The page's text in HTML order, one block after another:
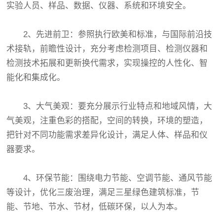
实验人员、样品、数据、仪器、系统和环境安全。
2、先进前卫：参照执行欧美和标准，与国际前沿技
术接轨，前瞻性设计，充分考虑检测项目、检测仪器和
检测技术拓展和更新换代需求，实现操控的人性化、智
能化和集成化。
3、大气美观：要充分展示行业特点和地域风情，大
气美观，注重色彩的搭配，空间的转换，环境的塑造，
把针对不同功能需求差异化设计，满足人体、样品和仪
器要求。
4、环保节能：围绕电力节能、空调节能、通风节能
等设计，优化三废治理，满足三星绿色建筑标准，节
能、节地、节水、节材，低碳环保，以人为本。